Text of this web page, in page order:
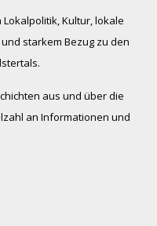
Kultur, lokale
starkem Bezug zu den
aus und über die
an Informationen und